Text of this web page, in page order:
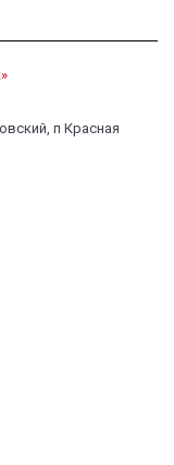
п Красная